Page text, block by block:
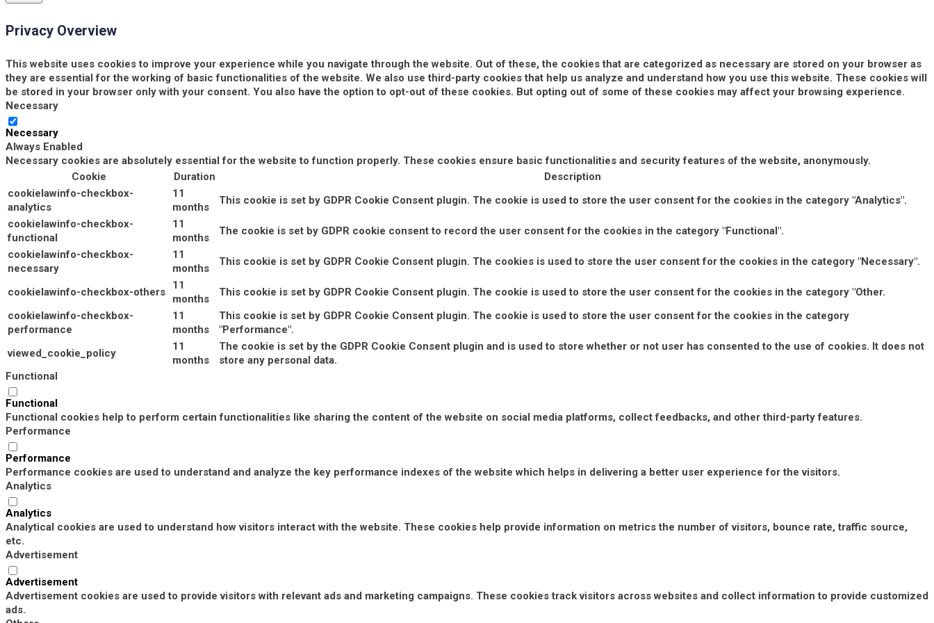
Privacy Overview
This website uses cookies to improve your experience while you navigate through the website. Out of these, the cookies that are categorized as necessary are stored on your browser as
they are essential for the working of basic functionalities of the website. We also use third-party cookies that help us analyze and understand how you use this website. These cookies will
be stored in your browser only with your consent. You also have the option to opt-out of these cookies. But opting out of some of these cookies may affect your browsing experience.
Necessary
Necessary
Always Enabled
Necessary cookies are absolutely essential for the website to function properly. These cookies ensure basic functionalities and security features of the website, anonymously.
Cookie
Duration
Description
cookielawinfo-checkbox-
analytics
11
months
This cookie is set by GDPR Cookie Consent plugin. The cookie is used to store the user consent for the cookies in the category "Analytics".
cookielawinfo-checkbox-
functional
11
months
The cookie is set by GDPR cookie consent to record the user consent for the cookies in the category "Functional".
cookielawinfo-checkbox-
necessary
11
months
This cookie is set by GDPR Cookie Consent plugin. The cookies is used to store the user consent for the cookies in the category "Necessary".
cookielawinfo-checkbox-others
11
months
This cookie is set by GDPR Cookie Consent plugin. The cookie is used to store the user consent for the cookies in the category "Other.
cookielawinfo-checkbox-
performance
11
months
This cookie is set by GDPR Cookie Consent plugin. The cookie is used to store the user consent for the cookies in the category
"Performance".
viewed_cookie_policy
11
months
The cookie is set by the GDPR Cookie Consent plugin and is used to store whether or not user has consented to the use of cookies. It does not
store any personal data.
Functional
Functional
Functional cookies help to perform certain functionalities like sharing the content of the website on social media platforms, collect feedbacks, and other third-party features.
Performance
Performance
Performance cookies are used to understand and analyze the key performance indexes of the website which helps in delivering a better user experience for the visitors.
Analytics
Analytics
Analytical cookies are used to understand how visitors interact with the website. These cookies help provide information on metrics the number of visitors, bounce rate, traffic source,
etc.
Advertisement
Advertisement
Advertisement cookies are used to provide visitors with relevant ads and marketing campaigns. These cookies track visitors across websites and collect information to provide customized
ads.